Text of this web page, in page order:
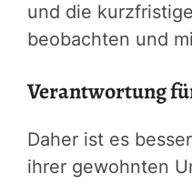
und die
beobachten und
Verantwortung
Daher ist es
ihrer gewohnten